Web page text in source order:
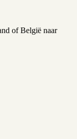
of België naar